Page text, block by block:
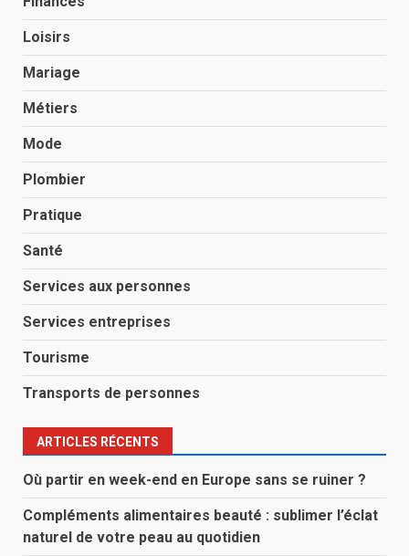
Loisirs
Mariage
Métiers
Mode
Plombier
Pratique
Santé
Services aux personnes
Services entreprises
Tourisme
Transports de personnes
ARTICLES RÉCENTS
Où partir en week-end en Europe sans se ruiner ?
Compléments alimentaires beauté : sublimer l’éclat
naturel de votre peau au quotidien